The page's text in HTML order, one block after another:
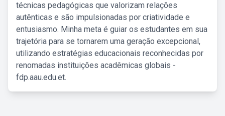
técnicas pedagógicas que valorizam relações
autênticas e são impulsionadas por criatividade e
entusiasmo. Minha meta é guiar os estudantes em sua
trajetória para se tornarem uma geração excepcional,
utilizando estratégias educacionais reconhecidas por
renomadas instituições acadêmicas globais -
fdp.aau.edu.et.